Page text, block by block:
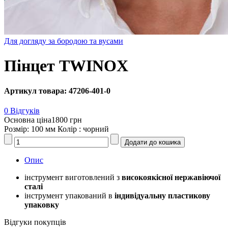
Для догляду за бородою та вусами
Пінцет TWINOX
Артикул товара: 47206-401-0
0 Відгуків
Основна ціна1800 грн
Розмір: 100 мм Колір : чорний
Опис
інструмент виготовлений з високоякісної нержавіючої
сталі
інструмент упакований в індивідуальну пластикову
упаковку
Відгуки покупців